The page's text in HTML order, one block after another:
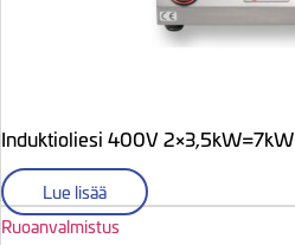
Induktioliesi 400V 2×3,5kW=7kW
Lue lisää
Ruoanvalmistus